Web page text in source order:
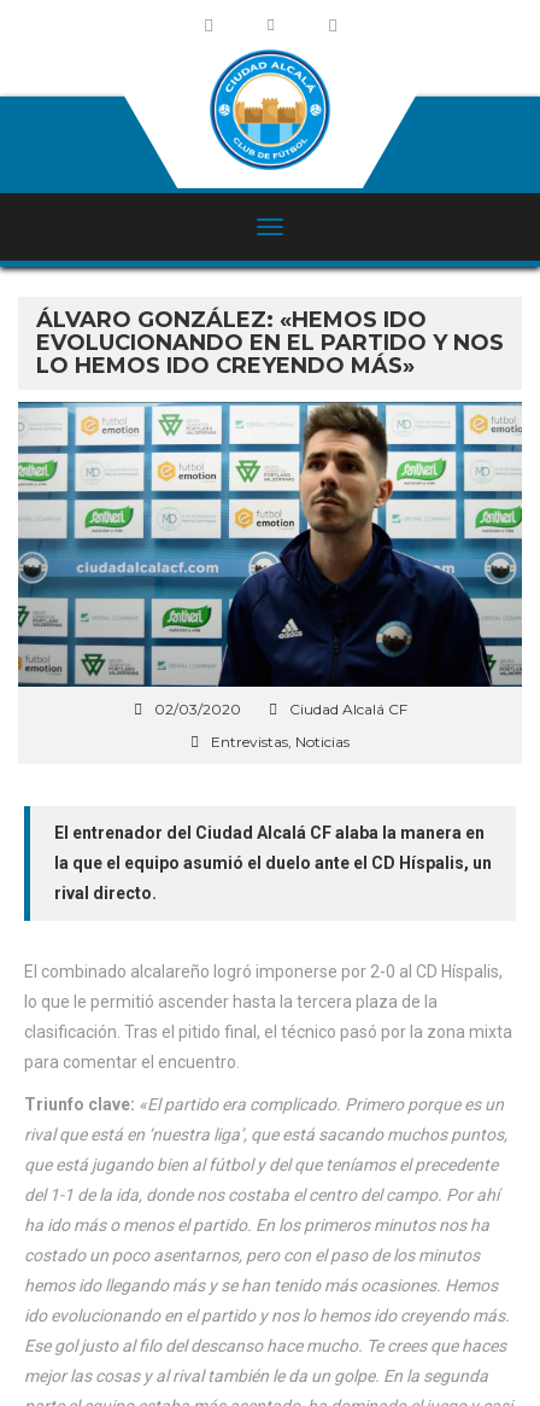
ÁLVARO GONZÁLEZ: «HEMOS IDO
EVOLUCIONANDO EN EL PARTIDO Y NOS
LO HEMOS IDO CREYENDO MÁS»
02/03/2020
Ciudad Alcalá CF
Entrevistas Noticias
El entrenador del Ciudad Alcalá CF alaba la manera en
la que el equipo asumió el duelo ante el CD Híspalis, un
rival directo.
El combinado alcalareño logró imponerse por 2-0 al CD Híspalis,
lo que le permitió ascender hasta la tercera plaza de la
clasificación. Tras el pitido final, el técnico pasó por la zona mixta
para comentar el encuentro.
Triunfo clave: «El partido era complicado. Primero porque es un
rival que está en ‘nuestra liga’, que está sacando muchos puntos,
que está jugando bien al fútbol y del que teníamos el precedente
del 1-1 de la ida, donde nos costaba el centro del campo. Por ahí
ha ido más o menos el partido. En los primeros minutos nos ha
costado un poco asentarnos, pero con el paso de los minutos
hemos ido llegando más y se han tenido más ocasiones. Hemos
ido evolucionando en el partido y nos lo hemos ido creyendo más.
Ese gol justo al filo del descanso hace mucho. Te crees que haces
mejor las cosas y al rival también le da un golpe. En la segunda